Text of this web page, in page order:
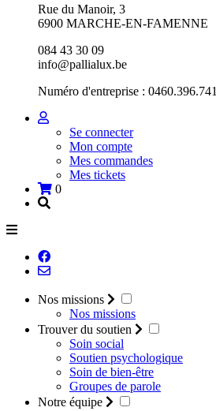
Rue du Manoir, 3
6900 MARCHE-EN-FAMENNE
084 43 30 09
info@pallialux.be
Numéro d'entreprise : 0460.396.741
Se connecter
Mon compte
Mes commandes
Mes tickets
0
Nos missions
Nos missions
Trouver du soutien
Soin social
Soutien psychologique
Soin de bien-être
Groupes de parole
Notre équipe